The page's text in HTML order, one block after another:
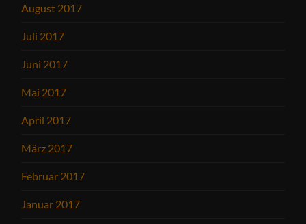
August 2017
Juli 2017
Juni 2017
Mai 2017
April 2017
März 2017
Februar 2017
Januar 2017